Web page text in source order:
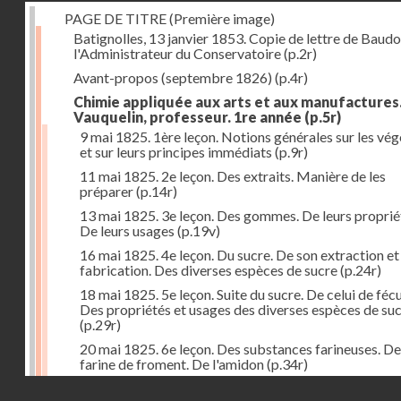
PAGE DE TITRE (Première image)
Batignolles, 13 janvier 1853. Copie de lettre de
l'Administrateur du Conservatoire(p.2r)
Avant-propos (septembre 1826) (p.4r)
Chimie appliquée aux arts et aux
Vauquelin, professeur. 1re année (p.5r)
9 mai 1825. 1ère leçon. Notions générales sur les
et sur leurs principes immédiats (p.9r)
11 mai 1825. 2e leçon. Des extraits. Manière de les
préparer(p.14r)
13 mai 1825. 3e leçon. Des gommes. De leurs
De leurs usages (p.19v)
16 mai 1825. 4e leçon. Du sucre. De son extraction et
fabrication. Des diverses espèces de sucre(p.24r)
18 mai 1825. 5e leçon. Suite du sucre. De celui de
Des propriétés et usages des diverses espèces de
(p.29r)
20 mai 1825. 6e leçon. Des substances farineuses.
farine de froment. De l'amidon(p.34r)